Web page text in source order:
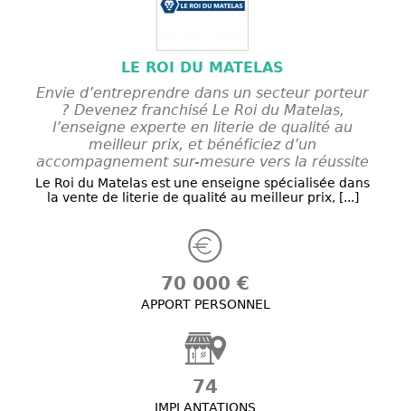
LE ROI DU MATELAS
Envie d’entreprendre dans un secteur porteur
? Devenez franchisé Le Roi du Matelas,
l’enseigne experte en literie de qualité au
meilleur prix, et bénéficiez d’un
accompagnement sur-mesure vers la réussite
Le Roi du Matelas est une enseigne spécialisée dans
la vente de literie de qualité au meilleur prix, [...]
70 000 €
APPORT PERSONNEL
74
IMPLANTATIONS